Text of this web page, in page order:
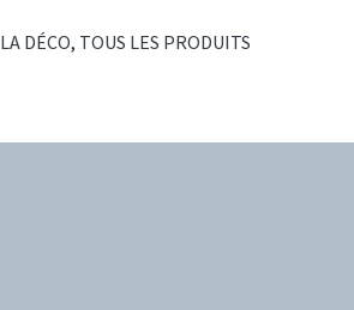
LA DÉCO, TOUS LES PRODUITS